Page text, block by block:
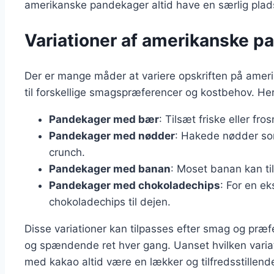
amerikanske pandekager altid have en særlig
Variationer af amerikanske
Der er mange måder at variere opskriften på
til forskellige smagspræferencer og kostbehov.
Pandekager med bær: Tilsæt friske eller
Pandekager med nødder: Hakede nødder
crunch.
Pandekager med banan: Moset banan kan
Pandekager med chokoladechips: For en
chokoladechips til dejen.
Disse variationer kan tilpasses efter smag og
og spændende ret hver gang. Uanset hvilken
med kakao altid være en lækker og